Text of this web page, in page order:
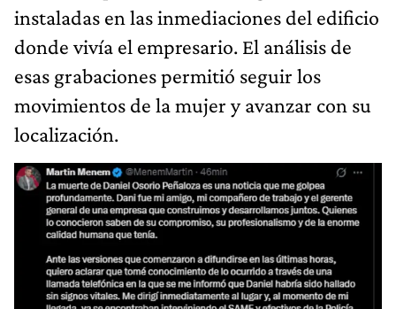
instaladas en las inmediaciones del edificio
donde vivía el empresario. El análisis de
esas grabaciones permitió seguir los
movimientos de la mujer y avanzar con su
localización.